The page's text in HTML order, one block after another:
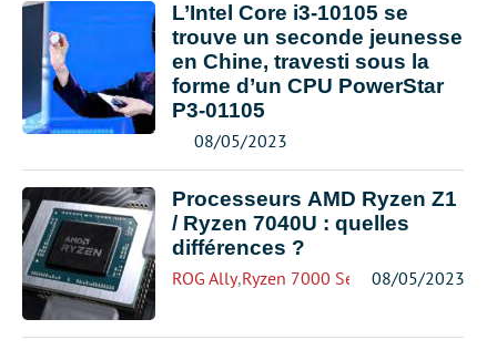
L’Intel Core i3-10105 se
trouve un seconde jeunesse
en Chine, travesti sous la
forme d’un CPU PowerStar
P3-01105
08/05/2023
Processeurs AMD Ryzen Z1
/ Ryzen 7040U : quelles
différences ?
ROG Ally,Ryzen 7000 Series08/05/2023